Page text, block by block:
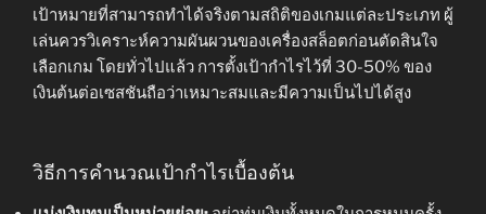
เป้าหมายที่สามารถทำได้จริงตามสถิติของเกมแต่ละประเภท ผู้
เล่นควรวิเคราะห์ความผันผวนของเครื่องสล็อตก่อนตัดสินใจ
เลือกเกม โดยทั่วไปแล้ว การตั้งเป้ากำไรไว้ที่ 30-50% ของ
เงินต้นต่อเซสชันถือว่าเหมาะสมและมีความเป็นไปได้สูง
วิธีการคำนวณเป้ากำไรเบื้องต้น